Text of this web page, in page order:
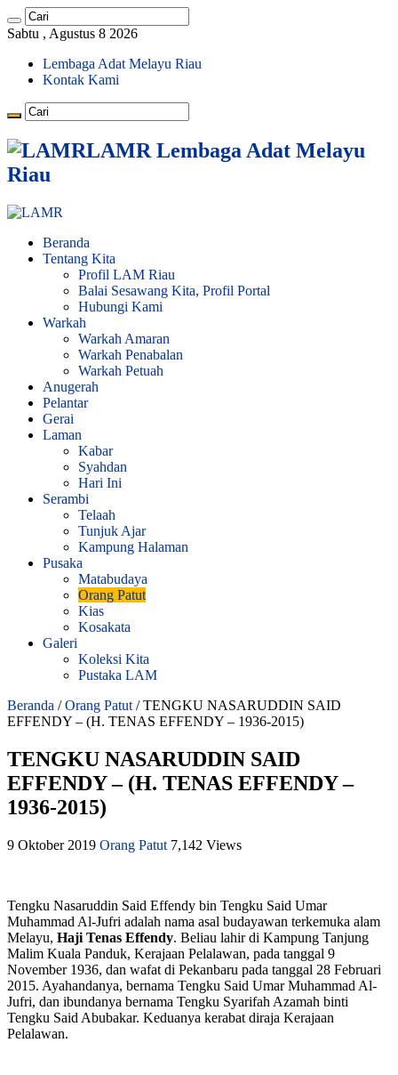
Sabtu , Agustus 8 2026
Lembaga Adat Melayu Riau
Kontak Kami
LAMR Lembaga Adat Melayu
Riau
Beranda
Tentang Kita
Profil LAM Riau
Balai Sesawang Kita, Profil Portal
Hubungi Kami
Warkah
Warkah Amaran
Warkah Penabalan
Warkah Petuah
Anugerah
Pelantar
Gerai
Laman
Kabar
Syahdan
Hari Ini
Serambi
Telaah
Tunjuk Ajar
Kampung Halaman
Pusaka
Matabudaya
Orang Patut
Kias
Kosakata
Galeri
Koleksi Kita
Pustaka LAM
Beranda / Orang Patut / TENGKU NASARUDDIN SAID
EFFENDY – (H. TENAS EFFENDY – 1936-2015)
TENGKU NASARUDDIN SAID
EFFENDY – (H. TENAS EFFENDY –
1936-2015)
9 Oktober 2019 Orang Patut 7,142 Views
Tengku Nasaruddin Said Effendy bin Tengku Said Umar
Muhammad Al-Jufri adalah nama asal budayawan terkemuka alam
Melayu, Haji Tenas Effendy. Beliau lahir di Kampung Tanjung
Malim Kuala Panduk, Kerajaan Pelalawan, pada tanggal 9
November 1936, dan wafat di Pekanbaru pada tanggal 28 Februari
2015. Ayahandanya, bernama Tengku Said Umar Muhammad Al-
Jufri, dan ibundanya bernama Tengku Syarifah Azamah binti
Tengku Said Abubakar. Keduanya kerabat diraja Kerajaan
Pelalawan.